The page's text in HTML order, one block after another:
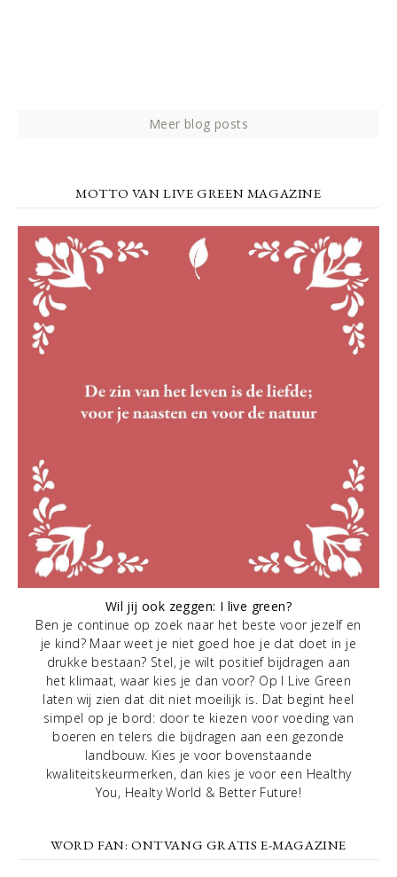
Meer blog posts
MOTTO VAN LIVE GREEN MAGAZINE
Wil jij ook zeggen: I live green?
Ben je continue op zoek naar het beste voor jezelf en
je kind? Maar weet je niet goed hoe je dat doet in je
drukke bestaan? Stel, je wilt positief bijdragen aan
het klimaat, waar kies je dan voor? Op I Live Green
laten wij zien dat dit niet moeilijk is. Dat begint heel
simpel op je bord: door te kiezen voor voeding van
boeren en telers die bijdragen aan een gezonde
landbouw. Kies je voor bovenstaande
kwaliteitskeurmerken, dan kies je voor een Healthy
You, Healty World & Better Future!
WORD FAN: ONTVANG GRATIS E-MAGAZINE